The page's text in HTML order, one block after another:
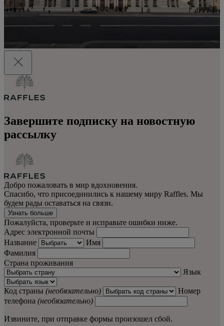
Завершите подписку на новостную
рассылку
Добро пожаловать в мир вдохновения.
Спасибо, что присоединились к нашему миру Raffles. Мы
будем рады оставаться на связи.
Узнать больше
Пожалуйста, проверьте и исправьте ошибки ниже.
Адрес электронной почты
Название
Имя
Фамилия
Страна проживания
Язык
Код страны (необязательно)
Номер
телефона (необязательно)
Извините, при отправке формы произошел сбой.